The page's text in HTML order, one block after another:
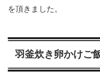
を頂きました。
羽釜炊き卵かけご